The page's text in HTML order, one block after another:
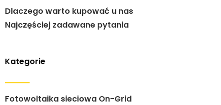
Dlaczego warto kupować u nas
Najczęściej zadawane pytania
Kategorie
Fotowoltaika sieciowa On-Grid